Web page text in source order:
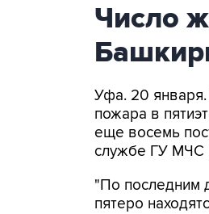
Число
Уфа. 20
пожара в
еще восемь
службе ГУ МЧС
"По последним
пятеро